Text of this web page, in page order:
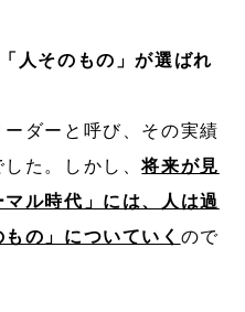
人そのもの」が選ばれ
ダーと呼び、その実績
た。しかし、将来が見
ル時代」には、人は過
の」についていく ので